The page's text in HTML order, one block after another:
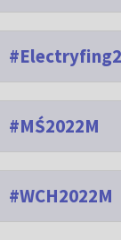
#MŚ2022M
#WCH2022M